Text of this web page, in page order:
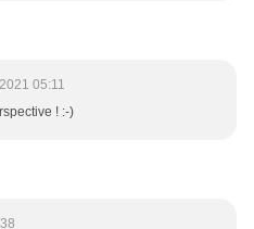
05:11
! :-)